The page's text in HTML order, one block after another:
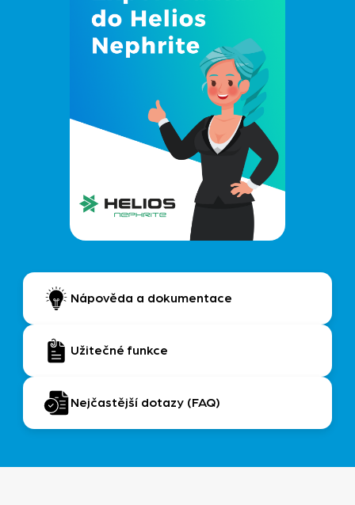
Nápověda a dokumentace
Užitečné funkce
Nejčastější dotazy (FAQ)